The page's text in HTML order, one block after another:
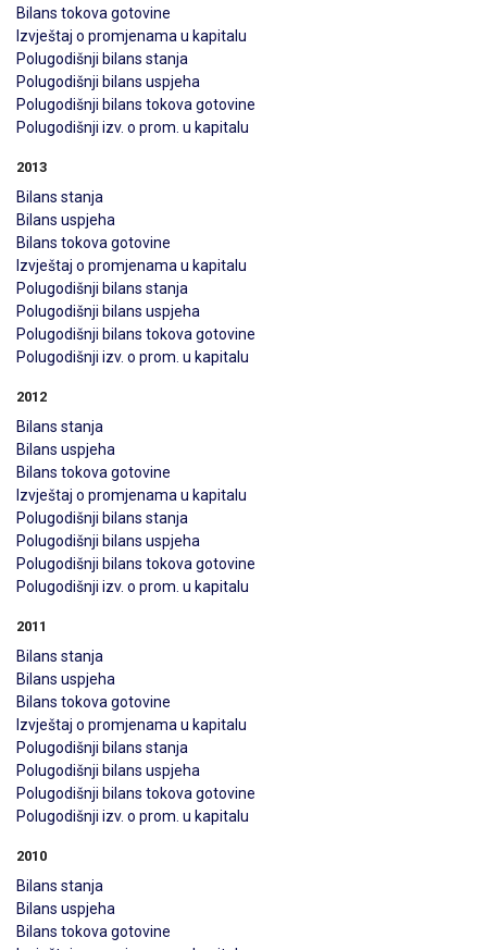
Bilans tokova gotovine
Izvještaj o promjenama u kapitalu
Polugodišnji bilans stanja
Polugodišnji bilans uspjeha
Polugodišnji bilans tokova gotovine
Polugodišnji izv. o prom. u kapitalu
2013
Bilans stanja
Bilans uspjeha
Bilans tokova gotovine
Izvještaj o promjenama u kapitalu
Polugodišnji bilans stanja
Polugodišnji bilans uspjeha
Polugodišnji bilans tokova gotovine
Polugodišnji izv. o prom. u kapitalu
2012
Bilans stanja
Bilans uspjeha
Bilans tokova gotovine
Izvještaj o promjenama u kapitalu
Polugodišnji bilans stanja
Polugodišnji bilans uspjeha
Polugodišnji bilans tokova gotovine
Polugodišnji izv. o prom. u kapitalu
2011
Bilans stanja
Bilans uspjeha
Bilans tokova gotovine
Izvještaj o promjenama u kapitalu
Polugodišnji bilans stanja
Polugodišnji bilans uspjeha
Polugodišnji bilans tokova gotovine
Polugodišnji izv. o prom. u kapitalu
2010
Bilans stanja
Bilans uspjeha
Bilans tokova gotovine